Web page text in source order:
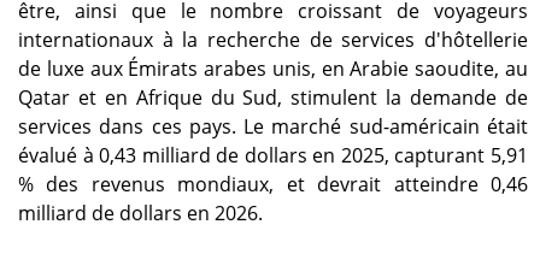
être, ainsi que le nombre croissant de voyageurs
internationaux à la recherche de services d'hôtellerie
de luxe aux Émirats arabes unis, en Arabie saoudite, au
Qatar et en Afrique du Sud, stimulent la demande de
services dans ces pays. Le marché sud-américain était
évalué à 0,43 milliard de dollars en 2025, capturant 5,91
% des revenus mondiaux, et devrait atteindre 0,46
milliard de dollars en 2026.